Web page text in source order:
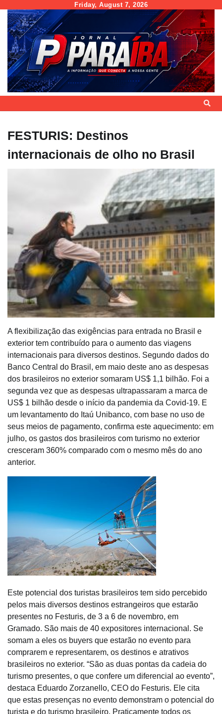
content
Friday, August 7, 2026
FESTURIS: Destinos
internacionais de olho no Brasil
A flexibilização das exigências para entrada no Brasil e
exterior tem contribuído para o aumento das viagens
internacionais para diversos destinos. Segundo dados do
Banco Central do Brasil, em maio deste ano as despesas
dos brasileiros no exterior somaram US$ 1,1 bilhão. Foi a
segunda vez que as despesas ultrapassaram a marca de
US$ 1 bilhão desde o início da pandemia da Covid-19. E
um levantamento do Itaú Unibanco, com base no uso de
seus meios de pagamento, confirma este aquecimento: em
julho, os gastos dos brasileiros com turismo no exterior
cresceram 360% comparado com o mesmo mês do ano
anterior.
Este potencial dos turistas brasileiros tem sido percebido
pelos mais diversos destinos estrangeiros que estarão
presentes no Festuris, de 3 a 6 de novembro, em
Gramado. São mais de 40 expositores internacional. Se
somam a eles os buyers que estarão no evento para
comprarem e representarem, os destinos e atrativos
brasileiros no exterior. “São as duas pontas da cadeia do
turismo presentes, o que confere um diferencial ao evento”,
destaca Eduardo Zorzanello, CEO do Festuris. Ele cita
que estas presenças no evento demonstram o potencial do
turista e do turismo brasileiro. Praticamente todos os